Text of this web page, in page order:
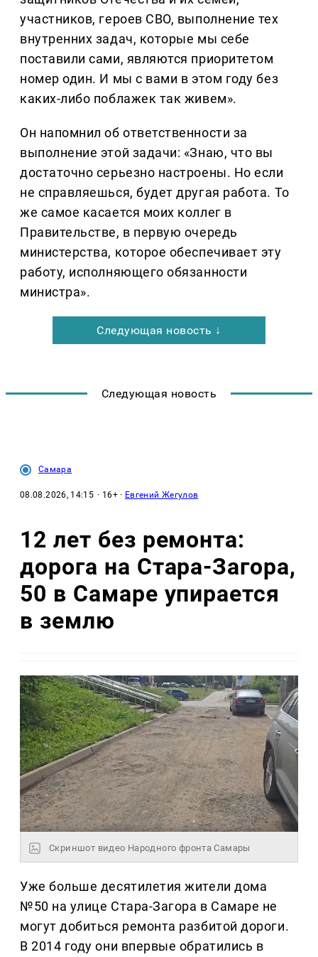
участников, героев СВО, выполнение тех
внутренних задач, которые мы себе
поставили сами, являются приоритетом
номер один. И мы с вами в этом году без
каких-либо поблажек так живем».
Он напомнил об ответственности за
выполнение этой задачи: «Знаю, что вы
достаточно серьезно настроены. Но если
не справляешься, будет другая работа. То
же самое касается моих коллег в
Правительстве, в первую очередь
министерства, которое обеспечивает эту
работу, исполняющего обязанности
министра».
Следующая новость ↓
Следующая новость
Самара
08.08.2026, 14:15 · 16+ · Евгений Жегулов
12 лет без ремонта:
дорога на Стара-Загора,
50 в Самаре упирается
в землю
Скриншот видео Народного фронта Самары
Уже больше десятилетия жители дома
№50 на улице Стара-Загора в Самаре не
могут добиться ремонта разбитой дороги.
В 2014 году они впервые обратились в